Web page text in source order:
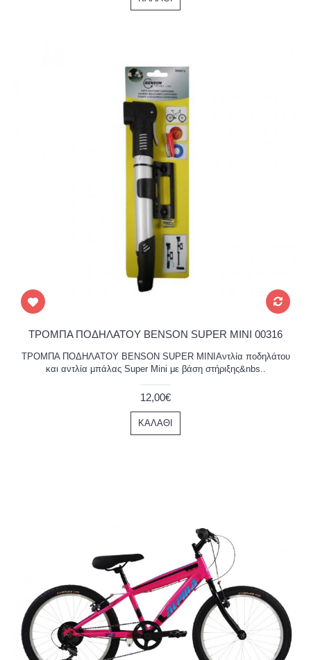
ΤΡΟΜΠΑ ΠΟΔΗΛΑΤΟΥ BENSON SUPER MINI 00316
ΤΡΟΜΠΑ ΠΟΔΗΛΑΤΟΥ BENSON SUPER MINIΑντλία ποδηλάτου
και αντλία μπάλας Super Mini με βάση στήριξης&nbs..
12,00€
ΚΑΛΆΘΙ